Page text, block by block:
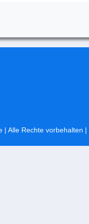
| Alle Rechte vorbehalten |